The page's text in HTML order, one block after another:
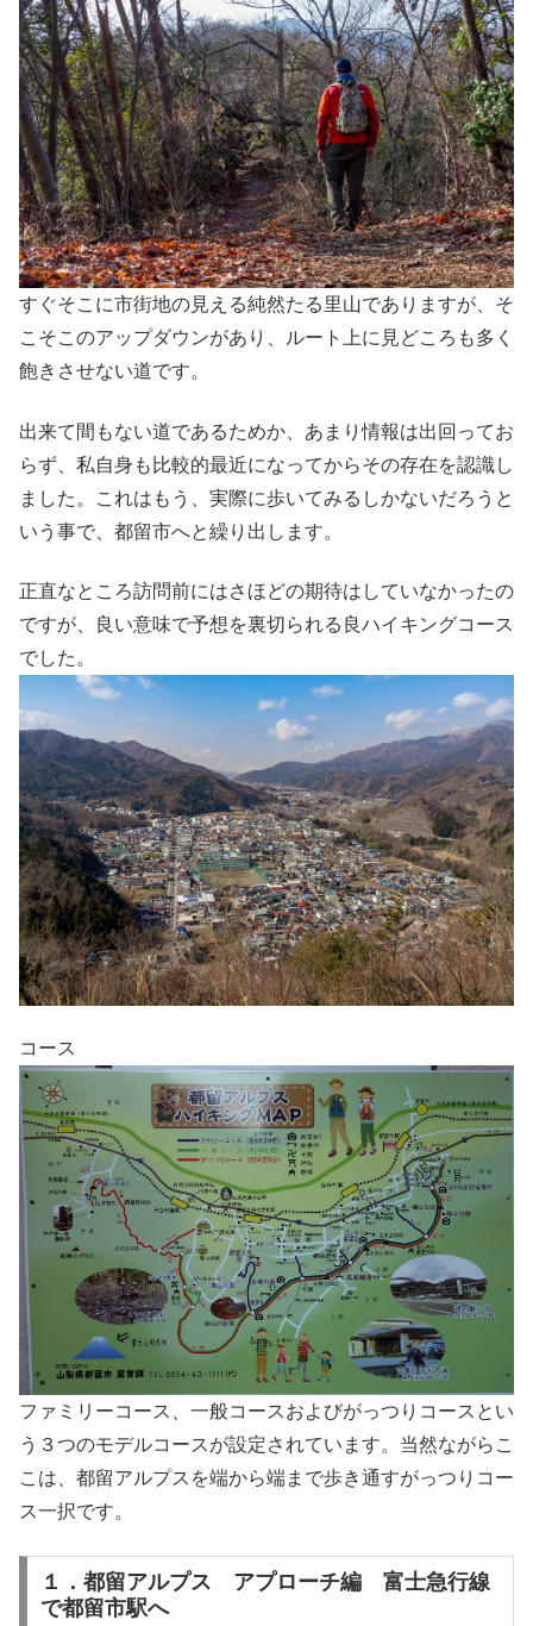
すぐそこに市街地の見える純然たる里山でありますが、そ
こそこのアップダウンがあり、ルート上に見どころも多く
飽きさせない道です。
出来て間もない道であるためか、あまり情報は出回ってお
らず、私自身も比較的最近になってからその存在を認識し
ました。これはもう、実際に歩いてみるしかないだろうと
いう事で、都留市へと繰り出します。
正直なところ訪問前にはさほどの期待はしていなかったの
ですが、良い意味で予想を裏切られる良ハイキングコース
でした。
コース
ファミリーコース、一般コースおよびがっつりコースとい
う３つのモデルコースが設定されています。当然ながらこ
こは、都留アルプスを端から端まで歩き通すがっつりコー
ス一択です。
１．都留アルプス アプローチ編 富士急行線
で都留市駅へ